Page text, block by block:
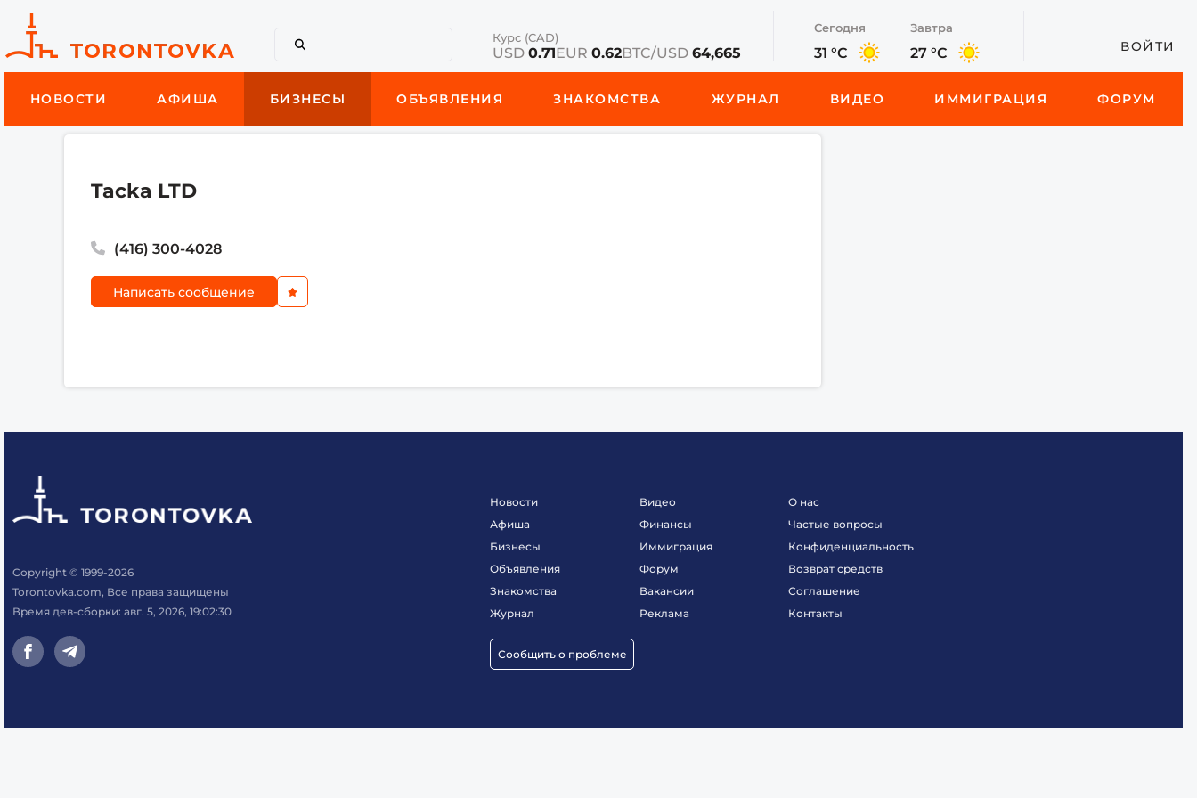
Курс (CAD)
USD 0.71EUR 0.62BTC/USD 64,665
Сегодня
31 °C
Завтра
27 °C ВОЙТИ
НОВОСТИ АФИША БИЗНЕСЫ ОБЪЯВЛЕНИЯ ЗНАКОМСТВА ЖУРНАЛ ВИДЕО ИММИГРАЦИЯ ФОРУМ
Tacka LTD
(416) 300-4028
Написать сообщение
Copyright © 1999-2026
Torontovka.com, Все права защищены
Время дев-сборки: авг. 5, 2026, 19:02:30
Новости
Афиша
Бизнесы
Объявления
Знакомства
Журнал
Сообщить о проблеме
Видео
Финансы
Иммиграция
Форум
Вакансии
Реклама
О нас
Частые вопросы
Конфиденциальность
Возврат средств
Соглашение
Контакты